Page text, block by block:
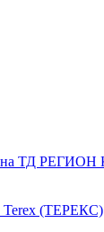
Terex (ТЕРЕКС)